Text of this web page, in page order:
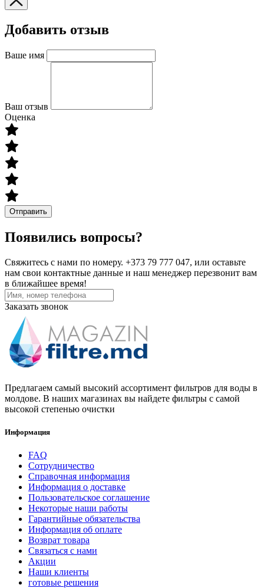
Добавить отзыв
Ваше имя
Ваш отзыв
Оценка
Отправить
Появились вопросы?
Свяжитесь с нами по номеру. +373 79 777 047, или оставьте
нам свои контактные данные и наш менеджер перезвонит вам
в ближайшее время!
Заказать звонок
Предлагаем самый высокий ассортимент фильтров для воды в
молдове. В наших магазинах вы найдете фильтры с самой
высокой степенью очистки
Информация
FAQ
Сотрудничество
Справочная информация
Информация о доставке
Пользовательское соглашение
Некоторые наши работы
Гарантийные обязательства
Информация об оплате
Возврат товара
Связаться с нами
Акции
Наши клиенты
готовые решения